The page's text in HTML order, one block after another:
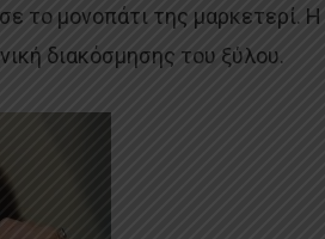
το μονοπάτι της μαρκετερί. Η
διακόσμησης του ξύλου.